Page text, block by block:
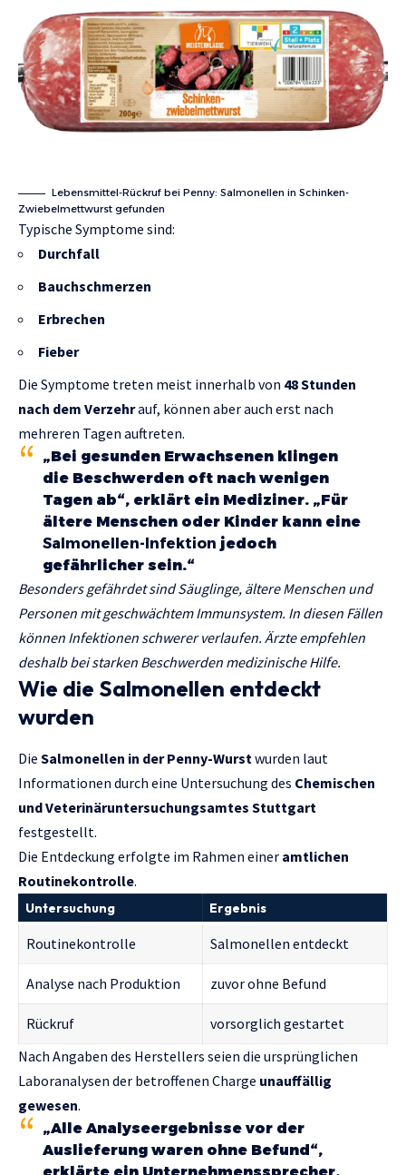
Lebensmittel-Rückruf bei Penny: Salmonellen in Schinken-
Zwiebelmettwurst gefunden
Typische Symptome sind:
Durchfall
Bauchschmerzen
Erbrechen
Fieber
Die Symptome treten meist innerhalb von 48 Stunden
nach dem Verzehrauf, können aber auch erst nach
mehreren Tagen auftreten.
„Bei gesunden Erwachsenen klingen
die Beschwerden oft nach wenigen
Tagen ab“, erklärt ein Mediziner. „Für
ältere Menschen oder Kinder kann eine
Salmonellen-Infektion jedoch
gefährlicher sein.“
Besonders gefährdet sind Säuglinge, ältere Menschen und
Personen mit geschwächtem Immunsystem. In diesen Fällen
können Infektionen schwerer verlaufen. Ärzte empfehlen
deshalb bei starken Beschwerden medizinische Hilfe.
Wie die Salmonellen entdeckt
wurden
Die Salmonellen in der Penny-Wurst wurden laut
Informationen durch eine Untersuchung des Chemischen
und Veterinäruntersuchungsamtes Stuttgart
festgestellt.
Die Entdeckung erfolgte im Rahmen einer amtlichen
Routinekontrolle.
Untersuchung Ergebnis
Routinekontrolle Salmonellen entdeckt
Analyse nach Produktion zuvor ohne Befund
Rückruf
vorsorglich gestartet
Nach Angaben des Herstellers seien die ursprünglichen
Laboranalysen der betroffenen Charge unauffällig
gewesen.
„Alle Analyseergebnisse vor der
Auslieferung waren ohne Befund“,
erklärte ein Unternehmenssprecher.